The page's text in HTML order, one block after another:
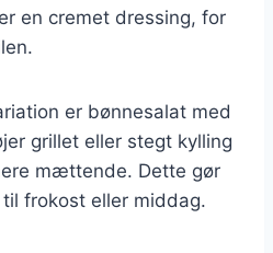
en cremet dressing, for
er bønnesalat med
grillet eller stegt kylling
mættende. Dette gør
frokost eller middag.